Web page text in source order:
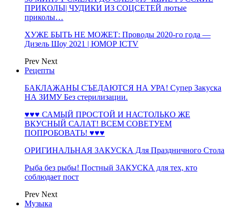
ПРИКОЛЫ| ЧУДИКИ ИЗ СОЦСЕТЕЙ лютые
приколы…
ХУЖЕ БЫТЬ НЕ МОЖЕТ: Проводы 2020-го года —
Дизель Шоу 2021 | ЮМОР ICTV
Prev Next
Рецепты
БАКЛАЖАНЫ СЪЕДАЮТСЯ НА УРА! Супер Закуска
НА ЗИМУ Без стерилизации.
♥♥♥ САМЫЙ ПРОСТОЙ И НАСТОЛЬКО ЖЕ
ВКУСНЫЙ САЛАТ! ВСЕМ СОВЕТУЕМ
ПОПРОБОВАТЬ! ♥♥♥
ОРИГИНАЛЬНАЯ ЗАКУСКА Для Праздничного Стола
Рыба без рыбы! Постный ЗАКУСКА для тех, кто
соблюдает пост
Prev Next
Музыка